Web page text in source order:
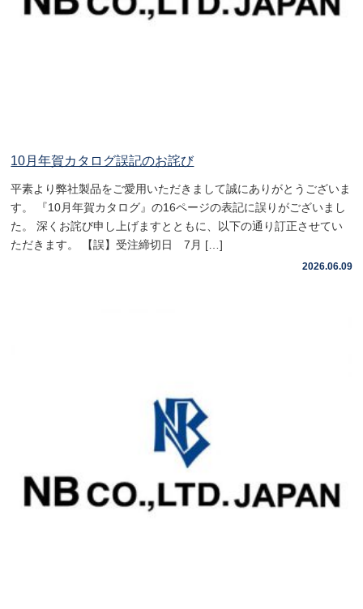
10月年賀カタログ誤記のお詫び
平素より弊社製品をご愛用いただきまして誠にありがとうございま
す。 『10月年賀カタログ』の16ページの表記に誤りがございまし
た。 深くお詫び申し上げますとともに、以下の通り訂正させてい
ただきます。 【誤】受注締切日 7月 […]
2026.06.09